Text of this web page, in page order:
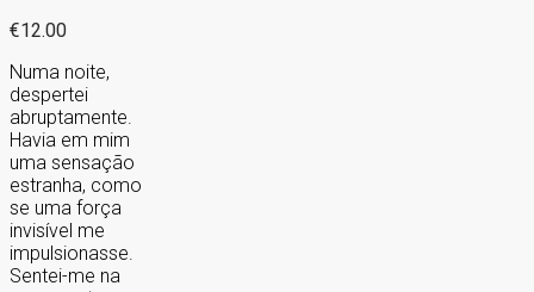
€12.00
Numa noite,
despertei
abruptamente.
Havia em mim
uma sensação
estranha, como
se uma força
invisível me
impulsionasse.
Sentei-me na